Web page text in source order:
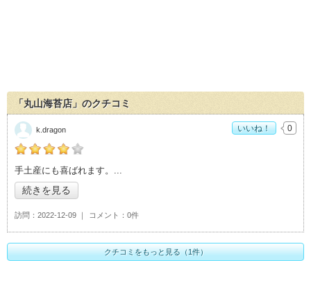
「丸山海苔店」のクチコミ
の「丸山海苔店」おすすめ度：
手土産にも喜ばれます。
続きを見る
訪問 2022-12-09 コメント 0件
k.dragon いいね！ 0
クチコミをもっと見る（1件）